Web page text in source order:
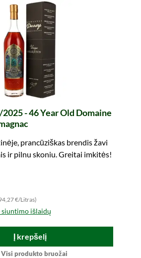
- 46 Year Old Domaine
prancūziškas brendis žavi
ir pilnu skoniu. Greitai imkitės!
€/Litras)
siuntimo išlaidų
Į krepšelį
Visi produkto bruožai